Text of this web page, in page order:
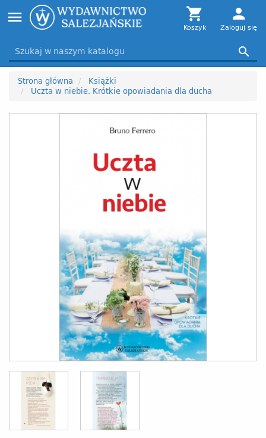
navigation
menu 
Koszyk
person
Zaloguj się

Strona główna
Książki
Uczta w niebie. Krótkie opowiadania dla ducha